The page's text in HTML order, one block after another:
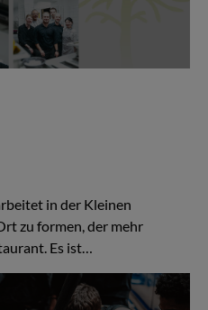
in der Kleinen
zu formen, der mehr
Es ist…